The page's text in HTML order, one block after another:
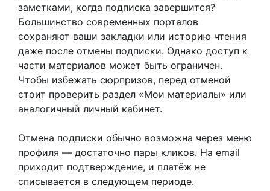
заметками, когда подписка завершится?
Большинство современных порталов
сохраняют ваши закладки или историю чтения
даже после отмены подписки. Однако доступ к
части материалов может быть ограничен.
Чтобы избежать сюрпризов, перед отменой
стоит проверить раздел «Мои материалы» или
аналогичный личный кабинет.
Отмена подписки обычно возможна через меню
профиля — достаточно пары кликов. На email
приходит подтверждение, и платёж не
списывается в следующем периоде.